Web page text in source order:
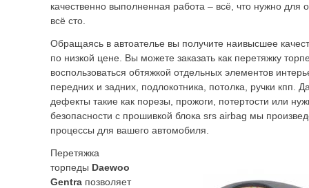
качественно выполненная работа – всё, что нужно для
всё сто.
Обращаясь в автоателье вы получите наивысшее
по низкой цене. Вы можете заказать как перетяжку
воспользоваться обтяжкой отдельных элементов
передних и задних, подлокотника, потолка, ручки кпп.
дефекты такие как порезы, прожоги, потертости или
безопасности с прошивкой блока srs airbag мы
процессы для вашего автомобиля.
Перетяжка
торпеды Daewoo
Gentra позволяет